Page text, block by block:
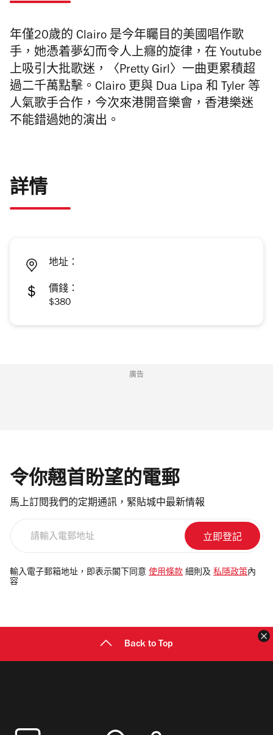
年僅20歲的 Clairo 是今年矚目的美國唱作歌
手，她憑着夢幻而令人上癮的旋律，在 Youtube
上吸引大批歌迷，〈Pretty Girl〉一曲更累積超
過二千萬點擊。Clairo 更與 Dua Lipa 和 Tyler 等
人氣歌手合作，今次來港開音樂會，香港樂迷
不能錯過她的演出。
詳情
地址：
價錢：
$380
廣告
令你翹首盼望的電郵
馬上訂閱我們的定期通訊，緊貼城中最新情報
電
郵
輸入電子郵箱地址，即表示閣下同意 使用條款 細則及 私隱政策 內
容
Back to Top